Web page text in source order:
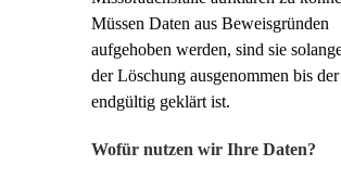
Müssen Daten aus Beweisgründen
aufgehoben werden, sind sie
der Löschung ausgenommen bis
endgültig geklärt ist.
Wofür nutzen wir Ihre Daten?